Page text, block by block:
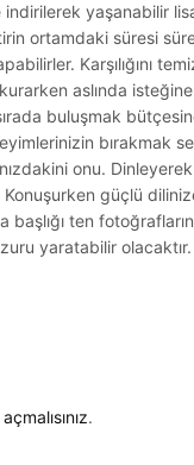
yaşanabilir
ortamdaki süresi
Karşılığını
aslında
buluşmak
bırakmak
onu.
güçlü
başlığı ten
yaratabilir olacaktır.
.